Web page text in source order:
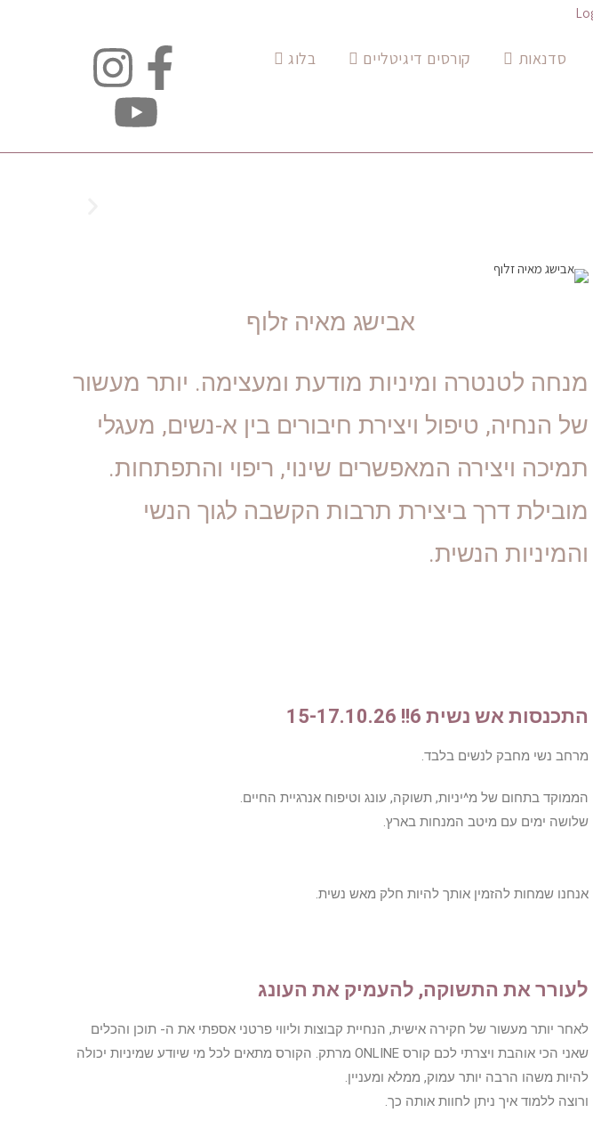
סדנאות קורסים דיגיטליים בלוג
אבישג מאיה זלוף
מנחה לטנטרה ומיניות מודעת ומעצימה. יותר מעשור
של הנחיה, טיפול ויצירת חיבורים בין א-נשים, מעגלי
תמיכה ויצירה המאפשרים שינוי, ריפוי והתפתחות.
מובילת דרך ביצירת תרבות הקשבה לגוך הנשי
והמיניות הנשית.
התכנסות אש נשית 6!! 15-17.10.26
מרחב נשי מחבק לנשים בלבד.
הממוקד בתחום של מ^יניות, תשוקה, עונג וטיפוח אנרגיית החיים.
שלושה ימים עם מיטב המנחות בארץ.
אנחנו שמחות להזמין אותך להיות חלק מאש נשית.
לעורר את התשוקה, להעמיק את העונג
לאחר יותר מעשור של חקירה אישית, הנחיית קבוצות וליווי פרטני אספתי את ה- תוכן והכלים
שאני הכי אוהבת ויצרתי לכם קורס ONLINE מרתק. הקורס מתאים לכל מי שיודע שמיניות יכולה
להיות משהו הרבה יותר עמוק, ממלא ומעניין.
ורוצה ללמוד איך ניתן לחוות אותה כך.